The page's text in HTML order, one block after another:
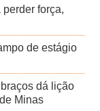
força,
de estágio
dá lição
Minas